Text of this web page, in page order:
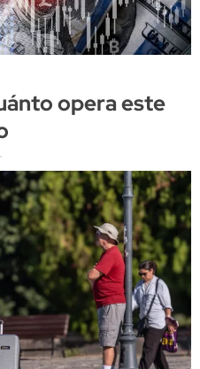
opera este